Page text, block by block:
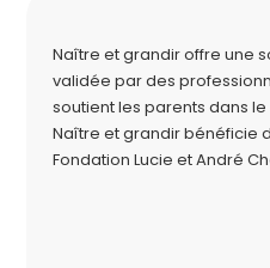
Naître et grandir offre une
validée par des
soutient les parents dans
Naître et grandir bénéficie
Fondation Lucie et André